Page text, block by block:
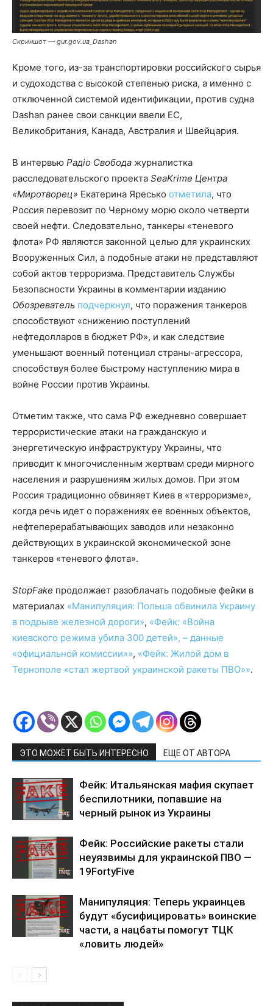
Скриншот — gur.gov.ua_Dashan
Кроме того, из-за транспортировки российского сырья
и судоходства с высокой степенью риска, а именно с
отключенной системой идентификации, против судна
Dashan ранее свои санкции ввели ЕС,
Великобритания, Канада, Австралия и Швейцария.
В интервью Радіо Свобода журналистка
расследовательского проекта SeaKrime Центра
«Миротворец» Екатерина Яресько отметила, что
Россия перевозит по Черному морю около четверти
своей нефти. Следовательно, танкеры «теневого
флота» РФ являются законной целью для украинских
Вооруженных Сил, а подобные атаки не представляют
собой актов терроризма. Представитель Службы
Безопасности Украины в комментарии изданию
Обозреватель подчеркнул, что поражения танкеров
способствуют «снижению поступлений
нефтедолларов в бюджет РФ», и как следствие
уменьшают военный потенциал страны-агрессора,
способствуя более быстрому наступлению мира в
войне России против Украины.
Отметим также, что сама РФ ежедневно совершает
террористические атаки на гражданскую и
энергетическую инфраструктуру Украины, что
приводит к многочисленным жертвам среди мирного
населения и разрушениям жилых домов. При этом
Россия традиционно обвиняет Киев в «терроризме»,
когда речь идет о поражениях ее военных объектов,
нефтеперерабатывающих заводов или незаконно
действующих в украинской экономической зоне
танкеров «теневого флота».
StopFake продолжает разоблачать подобные фейки в
материалах «Манипуляция: Польша обвинила Украину
в подрыве железной дороги», «Фейк: «Война
киевского режима убила 300 детей», – данные
«официальной комиссии»», «Фейк: Жилой дом в
Тернополе «стал жертвой украинской ракеты ПВО»».
ЭТО МОЖЕТ БЫТЬ ИНТЕРЕСНО ЕЩЕ ОТ АВТОРА
Фейк: Итальянская мафия скупает
беспилотники, попавшие на
черный рынок из Украины
Фейк: Российские ракеты стали
неуязвимы для украинской ПВО —
19FortyFive
Манипуляция: Теперь украинцев
будут «бусифицировать» воинские
части, а нацбаты помогут ТЦК
«ловить людей»